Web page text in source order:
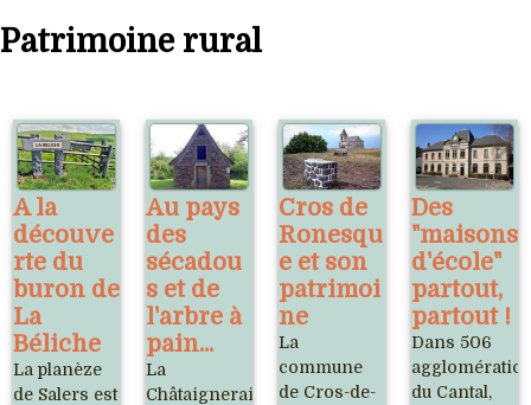
Patrimoine rural
A la
découve
rte du
buron de
La
Béliche
La planèze
de Salers est
Au pays
des
sécadou
s et de
l'arbre à
pain...
La
Châtaigneraie
Cros de
Ronesqu
e et son
patrimoi
ne
La
commune
de Cros-de-
Des
"maisons
d'école"
partout,
partout !
Dans 506
du Cantal,